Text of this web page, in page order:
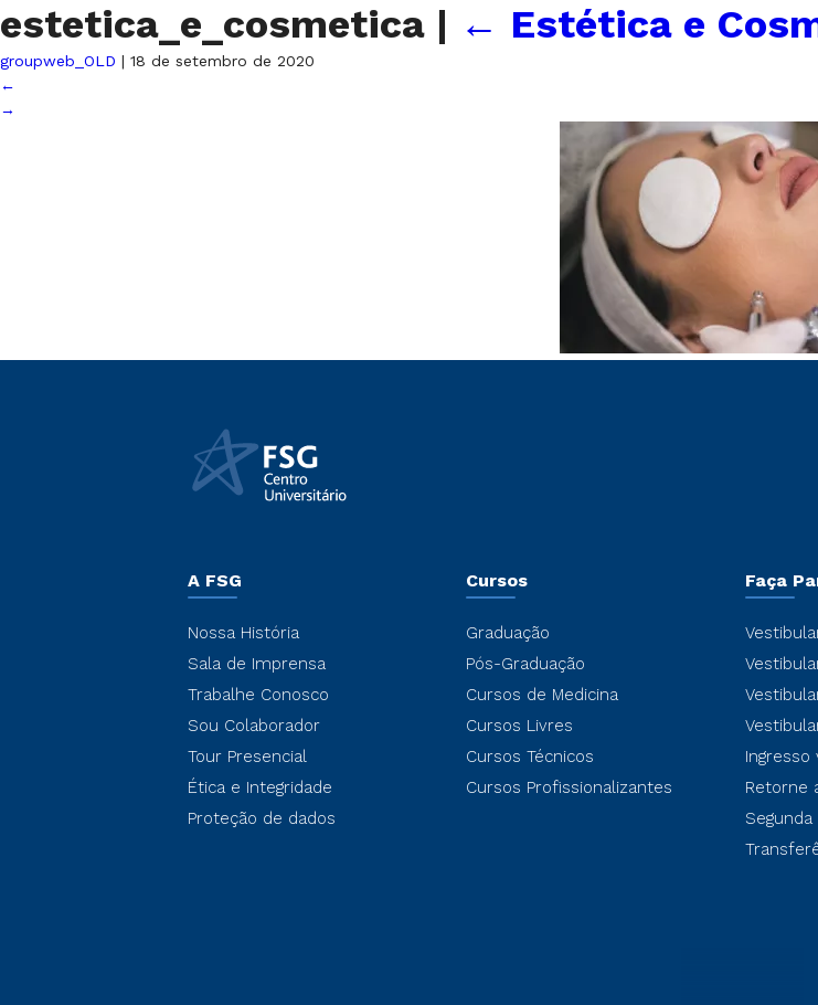
estetica_e_cosmetica | ← Estética e
groupweb_OLD | 18 de setembro de 2020
←
→
A FSG
Nossa História
Sala de Imprensa
Trabalhe Conosco
Sou Colaborador
Tour Presencial
Ética e Integridade
Proteção de dados
Cursos
Graduação
Pós-Graduação
Cursos de Medicina
Cursos Livres
Cursos Técnicos
Cursos Profissionalizantes
Faça
Ingresso
Retorne
Segunda